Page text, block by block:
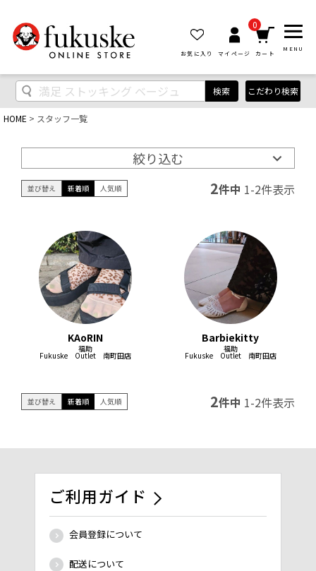
お気に入り マイページ
0
カート
MENU
検索 こだわり検索
HOME スタッフ一覧
絞り込む
並び替え 新着順 人気順 2件中 1-2件表示
KAoRIN
福助
Fukuske Outlet 南町田店
Barbiekitty
福助
Fukuske Outlet 南町田店
並び替え 新着順 人気順 2件中 1-2件表示
ご利用ガイド
会員登録について
配送について